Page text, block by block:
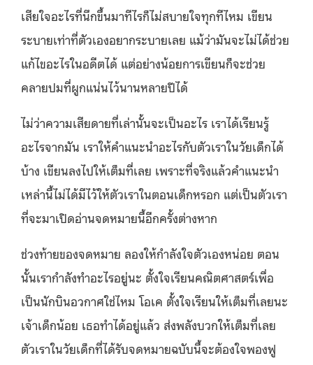
เสียใจอะไรที่นึกขึ้นมาทีไรก็ไม่สบายใจทุกทีไหม เขียน
ระบายเท่าที่ตัวเองอยากระบายเลย แม้ว่ามันจะไม่ได้ช่วย
แก้ไขอะไรในอดีตได้ แต่อย่างน้อยการเขียนก็จะช่วย
คลายปมที่ผูกแน่นไว้นานหลายปีได้
ไม่ว่าความเสียดายที่เล่านั้นจะเป็นอะไร เราได้เรียนรู้
อะไรจากมัน เราให้คำแนะนำอะไรกับตัวเราในวัยเด็กได้
บ้าง เขียนลงไปให้เต็มที่เลย เพราะที่จริงแล้วคำแนะนำ
เหล่านี้ไม่ได้มีไว้ให้ตัวเราในตอนเด็กหรอก แต่เป็นตัวเรา
ที่จะมาเปิดอ่านจดหมายนี้อีกครั้งต่างหาก
ช่วงท้ายของจดหมาย ลองให้กำลังใจตัวเองหน่อย ตอน
นั้นเรากำลังทำอะไรอยู่นะ ตั้งใจเรียนคณิตศาสตร์เพื่อ
เป็นนักบินอวกาศใช่ไหม โอเค ตั้งใจเรียนให้เต็มที่เลยนะ
เจ้าเด็กน้อย เธอทำได้อยู่แล้ว ส่งพลังบวกให้เต็มที่เลย
ตัวเราในวัยเด็กที่ได้รับจดหมายฉบับนี้จะต้องใจพองฟู